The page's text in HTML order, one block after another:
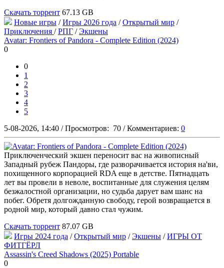
Скачать торрент 67.13 GB
Новые игры /Игры 2026 года /Открытый мир /
Приключения /РПГ /Экшены
Avatar: Frontiers of Pandora - Complete Edition (2024)
0
0
1
2
3
4
5
5-08-2026, 14:40 / Просмотров: 70 / Комментариев: 0
Приключенческий экшен переносит вас на живописный
Западный рубеж Пандоры, где разворачивается история на'ви,
похищенного корпорацией RDA еще в детстве. Пятнадцать
лет вы провели в неволе, воспитанные для служения целям
безжалостной организации, но судьба дарует вам шанс на
побег. Обретя долгожданную свободу, герой возвращается в
родной мир, который давно стал чужим.
Скачать торрент 87.07 GB
Игры 2024 года /Открытый мир /Экшены /ИГРЫ ОТ
ФИТГЁРЛ
Assassin's Creed Shadows (2025) Portable
0